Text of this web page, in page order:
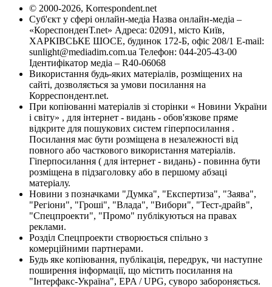
© 2000-2026, Korrespondent.net
Суб'єкт у сфері онлайн-медіа Назва онлайн-медіа –
«КореспонденТ.net» Адреса: 02091, місто Київ,
ХАРКІВСЬКЕ ШОСЕ, будинок 172-Б, офіс 208/1 E-mail:
sunlight@mediadim.com.ua Телефон: 044-205-43-00
Ідентифікатор медіа – R40-06068
Використання будь-яких матеріалів, розміщених на
сайті, дозволяється за умови посилання на
Корреспондент.net.
При копіюванні матеріалів зі сторінки « Новини України
і світу» , для інтернет - видань - обов'язкове пряме
відкрите для пошукових систем гіперпосилання .
Посилання має бути розміщена в незалежності від
повного або часткового використання матеріалів.
Гіперпосилання ( для інтернет - видань) - повинна бути
розміщена в підзаголовку або в першому абзаці
матеріалу.
Новини з позначками "Думка", "Експертиза", "Заява",
"Регіони", "Гроші", "Влада", "Вибори", "Тест-драйв",
"Спецпроекти", "Промо" публікуються на правах
реклами.
Розділ Спецпроекти створюється спільно з
комерційними партнерами.
Будь яке копіювання, публікація, передрук, чи наступне
поширення інформації, що містить посилання на
"Інтерфакс-Україна", EPA / UPG, суворо забороняється.